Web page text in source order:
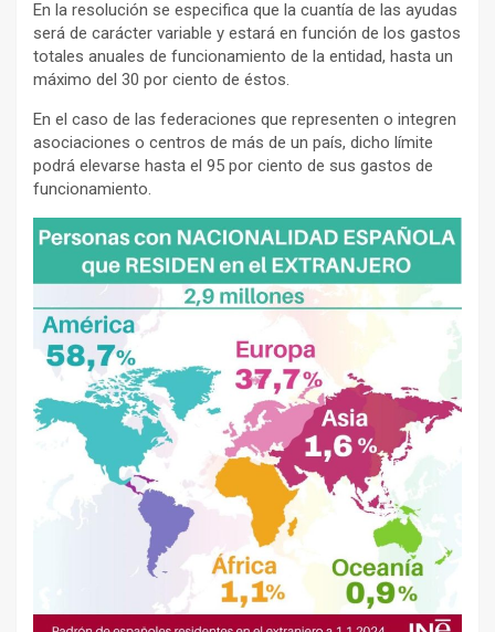
En la resolución se especifica que la cuantía de las ayudas
será de carácter variable y estará en función de los gastos
totales anuales de funcionamiento de la entidad, hasta un
máximo del 30 por ciento de éstos.
En el caso de las federaciones que representen o integren
asociaciones o centros de más de un país, dicho límite
podrá elevarse hasta el 95 por ciento de sus gastos de
funcionamiento.